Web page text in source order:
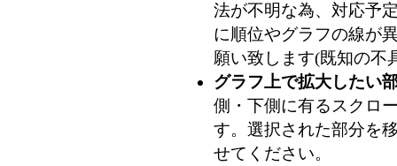
法が不明な為、対応予
に順位やグラフの線が
願い致します(既知の不
グラフ上で拡大したい
側・下側に有るスクロ
す。選択された部分を
せてください。